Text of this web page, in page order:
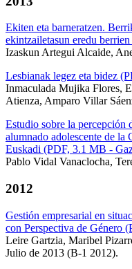
Ekiten eta barneratzen.
ekintzailetasun eredu
Izaskun Artegui Alcaide,
Lesbianak legez eta bidez
Inmaculada Mujika Flores,
Atienza, Amparo Villar
Estudio sobre la percepción
alumnado adolescente de la
Euskadi (PDF, 3.1 MB -
Pablo Vidal Vanaclocha,
2012
Gestión empresarial en
con Perspectiva de Género
Leire Gartzia, Maribel
Julio de 2013 (B-1 2012).